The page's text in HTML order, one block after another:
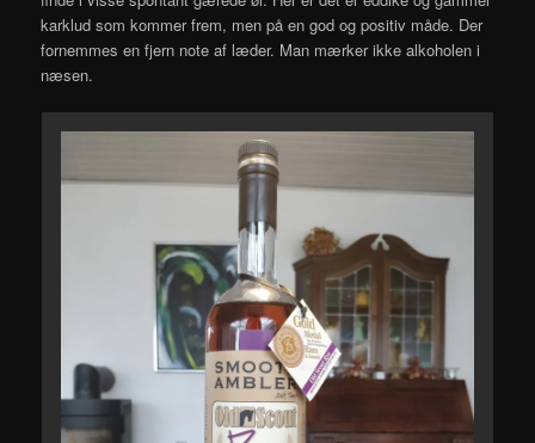
karklud som kommer frem, men på en god og positiv måde. Der
fornemmes en fjern note af læder. Man mærker ikke alkoholen i
næsen.